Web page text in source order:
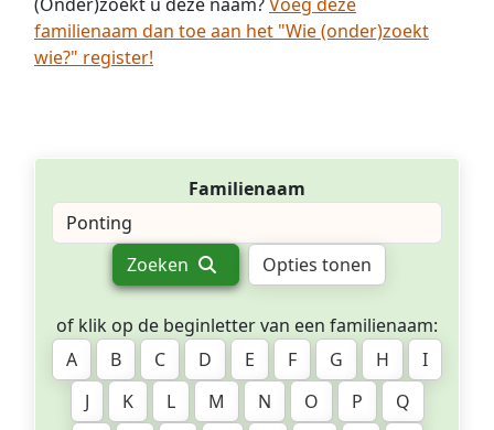
familienaam dan toe aan het "Wie (onder)zoekt
wie?" register!
Familienaam
Zoeken Opties tonen
of klik op de beginletter van een familienaam:
A
B C D E F G H
I
J
K L M N O P
Q